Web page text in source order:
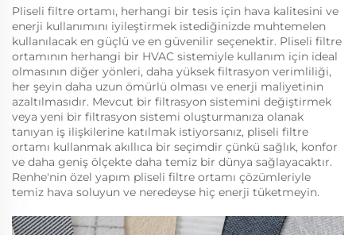
Pliseli filtre ortamı, herhangi bir tesis için hava kalitesini ve
enerji kullanımını iyileştirmek istediğinizde muhtemelen
kullanılacak en güçlü ve en güvenilir seçenektir. Pliseli filtre
ortamının herhangi bir HVAC sistemiyle kullanım için ideal
olmasının diğer yönleri, daha yüksek filtrasyon verimliliği,
her şeyin daha uzun ömürlü olması ve enerji maliyetinin
azaltılmasıdır. Mevcut bir filtrasyon sistemini değiştirmek
veya yeni bir filtrasyon sistemi oluşturmanıza olanak
tanıyan iş ilişkilerine katılmak istiyorsanız, pliseli filtre
ortamı kullanmak akıllıca bir seçimdir çünkü sağlık, konfor
ve daha geniş ölçekte daha temiz bir dünya sağlayacaktır.
Renhe'nin özel yapım pliseli filtre ortamı çözümleriyle
temiz hava soluyun ve neredeyse hiç enerji tüketmeyin.